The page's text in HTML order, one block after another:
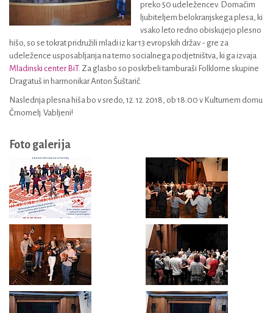
preko 50 udeležencev. Domačim
ljubiteljem belokranjskega plesa, ki
vsako leto redno obiskujejo plesno
hišo, so se tokrat pridružili mladi iz kar 13 evropskih držav - gre za
udeležence usposabljanja na temo socialnega podjetništva, ki ga izvaja
Mladinski center BiT. Za glasbo so poskrbeli tamburaši Folklorne skupine
Dragatuš in harmonikar Anton Šuštarič.
Naslednja plesna hiša bo v sredo, 12. 12. 2018, ob 18.00 v Kulturnem domu
Črnomelj. Vabljeni!
Foto galerija